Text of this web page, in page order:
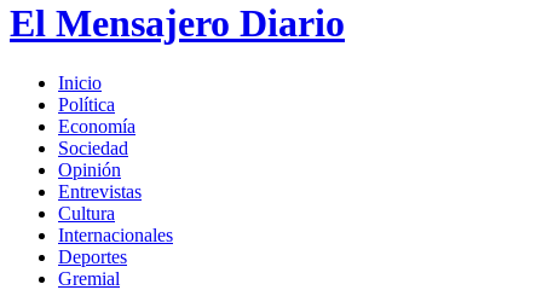
El Mensajero Diario
Inicio
Política
Economía
Sociedad
Opinión
Entrevistas
Cultura
Internacionales
Deportes
Gremial